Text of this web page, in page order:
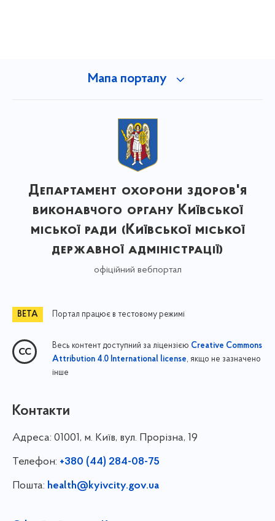
Мапа порталу
Департамент охорони здоров'я
виконавчого органу Київської
міської ради (Київської міської
державної адміністрації)
офіційний вебпортал
Портал працює в тестовому режимі
Весь контент доступний за ліцензією Creative Commons
Attribution 4.0 International license, якщо не зазначено
інше
Контакти
Адреса: 01001, м. Київ, вул. Прорізна, 19
Телефон: +380 (44) 284-08-75
Пошта: health@kyivcity.gov.ua